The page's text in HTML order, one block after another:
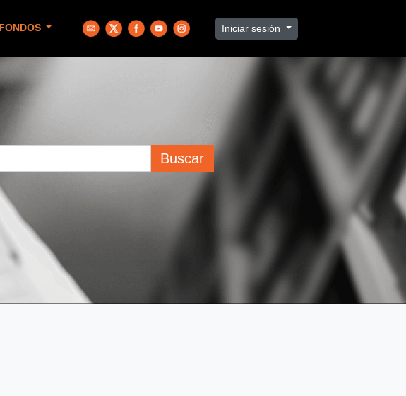
FONDOS Iniciar sesión
Buscar